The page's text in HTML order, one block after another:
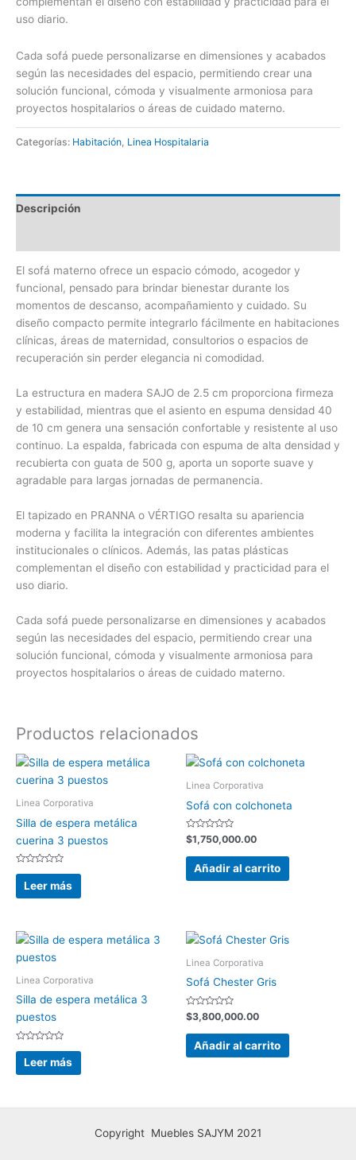
uso diario.
Cada sofá puede personalizarse en dimensiones y acabados
según las necesidades del espacio, permitiendo crear una
solución funcional, cómoda y visualmente armoniosa para
proyectos hospitalarios o áreas de cuidado materno.
Categorías: Habitación Linea Hospitalaria
Descripción
El sofá materno ofrece un espacio cómodo, acogedor y
funcional, pensado para brindar bienestar durante los
momentos de descanso, acompañamiento y cuidado. Su
diseño compacto permite integrarlo fácilmente en habitaciones
clínicas, áreas de maternidad, consultorios o espacios de
recuperación sin perder elegancia ni comodidad.
La estructura en madera SAJO de 2.5 cm proporciona firmeza
y estabilidad, mientras que el asiento en espuma densidad 40
de 10 cm genera una sensación confortable y resistente al uso
continuo. La espalda, fabricada con espuma de alta densidad y
recubierta con guata de 500 g, aporta un soporte suave y
agradable para largas jornadas de permanencia.
El tapizado en PRANNA o VÉRTIGO resalta su apariencia
moderna y facilita la integración con diferentes ambientes
institucionales o clínicos. Además, las patas plásticas
complementan el diseño con estabilidad y practicidad para el
uso diario.
Cada sofá puede personalizarse en dimensiones y acabados
según las necesidades del espacio, permitiendo crear una
solución funcional, cómoda y visualmente armoniosa para
proyectos hospitalarios o áreas de cuidado materno.
Productos relacionados
Linea Corporativa
Silla de espera metálica
cuerina 3 puestos
Valorado
con
de
Leer más
Linea Corporativa
Sofá con colchoneta
Valorado
con
0
$1,750,000.00
Añadir al carrito
Linea Corporativa
Silla de espera metálica 3
puestos
Valorado
con
de
Leer más
Linea Corporativa
Sofá Chester Gris
Valorado
con
0
$3,800,000.00
Añadir al carrito
Copyright Muebles SAJYM 2021